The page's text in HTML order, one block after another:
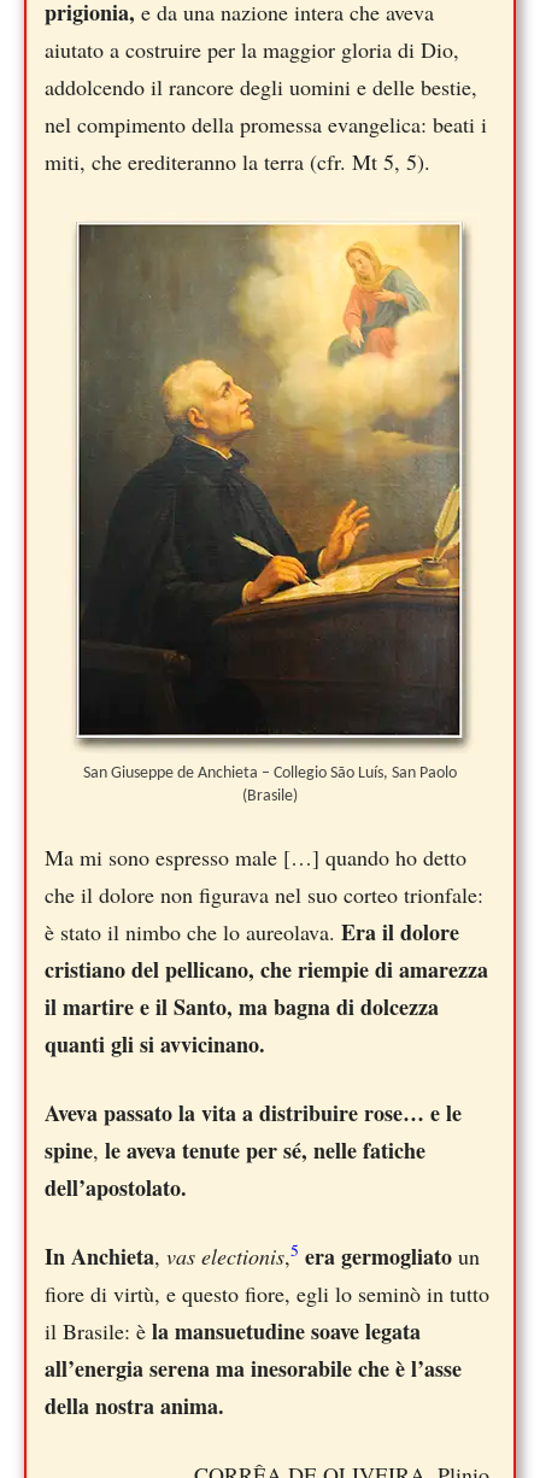
prigionia, e da una nazione intera che aveva
aiutato a costruire per la maggior gloria di Dio,
addolcendo il rancore degli uomini e delle bestie,
nel compimento della promessa evangelica: beati i
miti, che erediteranno la terra (cfr. Mt 5, 5).
San Giuseppe de Anchieta – Collegio São Luís, San Paolo
(Brasile)
Ma mi sono espresso male […] quando ho detto
che il dolore non figurava nel suo corteo trionfale:
è stato il nimbo che lo aureolava. Era il dolore
cristiano del pellicano, che riempie di amarezza
il martire e il Santo, ma bagna di dolcezza
quanti gli si avvicinano.
Aveva passato la vita a distribuire rose… e le
spine, le aveva tenute per sé, nelle fatiche
dell’apostolato.
In Anchieta, vas electionis,5 era germogliato un
fiore di virtù, e questo fiore, egli lo seminò in tutto
il Brasile: è la mansuetudine soave legata
all’energia serena ma inesorabile che è l’asse
della nostra anima.